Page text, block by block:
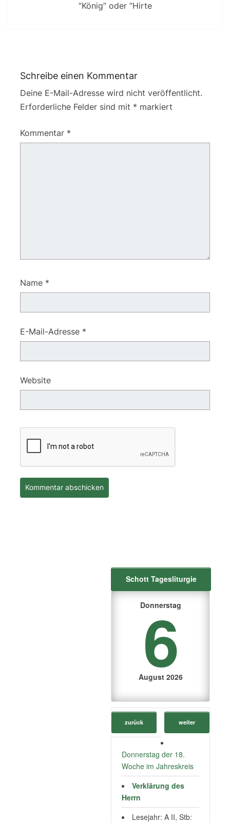
“König” oder “Hirte
Schreibe einen Kommentar
Deine E-Mail-Adresse wird nicht veröffentlicht.
Erforderliche Felder sind mit * markiert
Kommentar *
Name *
E-Mail-Adresse *
Website
Schott Tagesliturgie
Donnerstag
6
August 2026
zurück weiter
Donnerstag der 18.
Woche im Jahreskreis
Verklärung des
Herrn
Lesejahr: A II, Stb: